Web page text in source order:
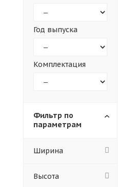
Год выпуска
Комплектация
Фильтр по
параметрам
Ширина
Высота